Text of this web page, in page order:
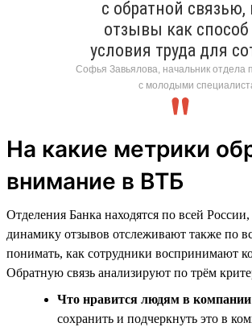
с обратной связью,
отзывы как
условия труда для
Софья Завьялова, начальник отдела
с молодыми
На какие метрики
внимание в ВТБ
Отделения Банка находятся по всей
динамику отзывов отслеживают также по
понимать, как сотрудники воспринимают
Обратную связь анализируют по трём
Что нравится людям в компании
сохранить и подчеркнуть это в